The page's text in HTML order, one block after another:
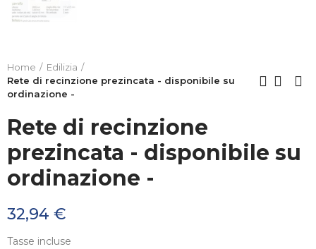
Home
Edilizia
Rete di recinzione prezincata - disponibile su
ordinazione -
Rete di recinzione
prezincata - disponibile su
ordinazione -
32,94 €
Tasse incluse